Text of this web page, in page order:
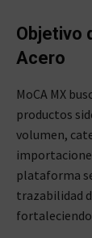
Objetivo
Acero
MoCA MX
productos
volumen,
plataforma
trazabilidad